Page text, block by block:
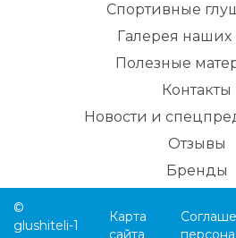
Спортивные
Галерея наших
Полезные
Контакты
Новости и
Отзывы
Бренды
©
glushiteli-1
Карта
сайта